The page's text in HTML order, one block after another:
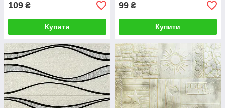
109 ₴
Купити
99 ₴
Купити